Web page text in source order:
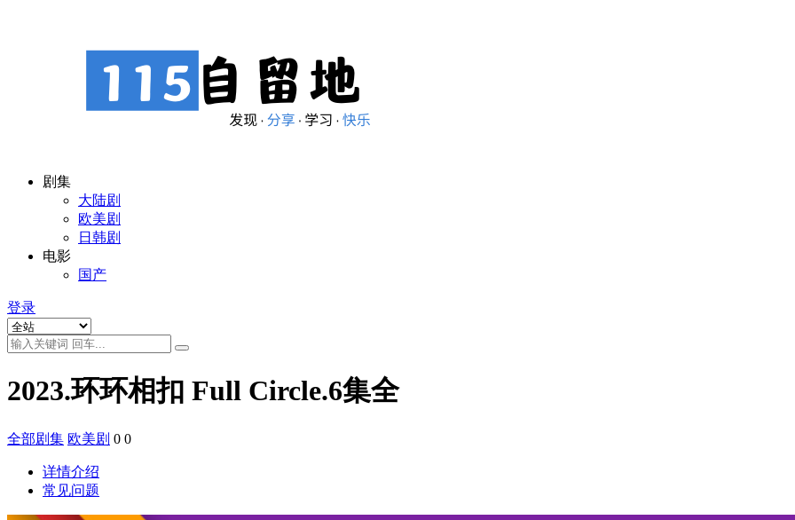
剧集
大陆剧
欧美剧
日韩剧
电影
国产
登录
2023.环环相扣 Full Circle‎.6集全
全部剧集 欧美剧 0 0
详情介绍
常见问题